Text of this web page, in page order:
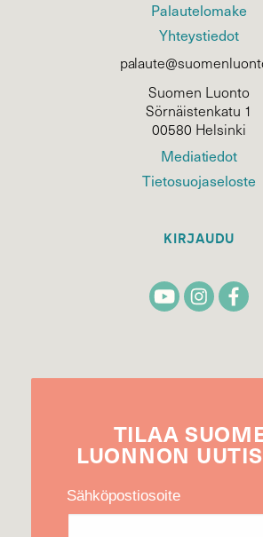
Palautelomake
Yhteystiedot
Suomen Luonto
Sörnäistenkatu 1
00580 Helsinki
Mediatiedot
Tietosuojaseloste
KIRJAUDU
TILAA
LUONNON
Sähköpostiosoite